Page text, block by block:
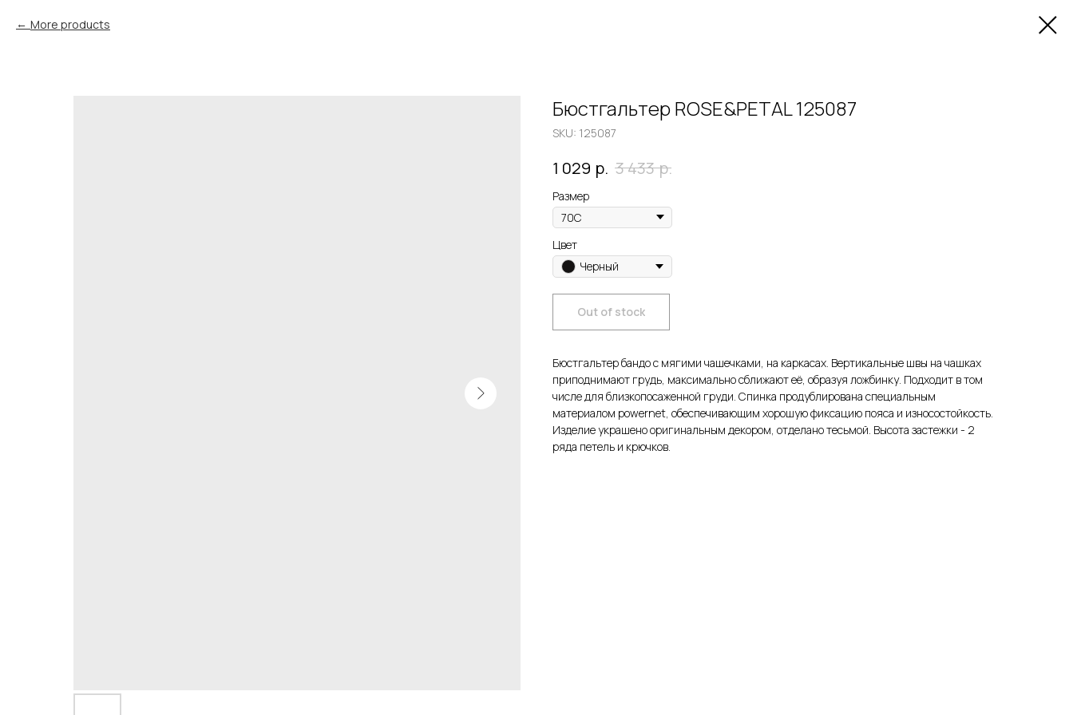
More products
Бюстгальтер ROSE&PETAL 125087
SKU: 125087
1 029 р. 3 433 р.
Размер
Цвет
Черный
Out of stock
Бюстгальтер бандо с мягими чашечками, на каркасах. Вертикальные швы на чашках
приподнимают грудь, максимально сближают её, образуя ложбинку. Подходит в том
числе для близкопосаженной груди. Спинка продублирована специальным
материалом powernet, обеспечивающим хорошую фиксацию пояса и износостойкость.
Изделие украшено оригинальным декором, отделано тесьмой. Высота застежки - 2
ряда петель и крючков.